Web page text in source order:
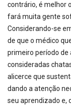
contrário, é melhor
fará muita gente
Considerando-se
de que o médico
primeiro período de
consideradas
alicerce que
dando a atenção
seu aprendizado e,